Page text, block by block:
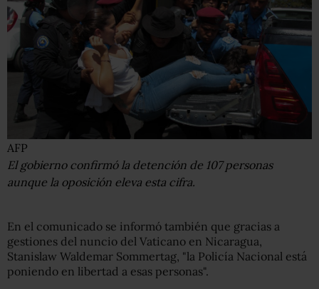
AFP
El gobierno confirmó la detención de 107 personas
aunque la oposición eleva esta cifra.
En el comunicado se informó también que gracias a
gestiones del nuncio del Vaticano en Nicaragua,
Stanislaw Waldemar Sommertag, "la Policía Nacional está
poniendo en libertad a esas personas".